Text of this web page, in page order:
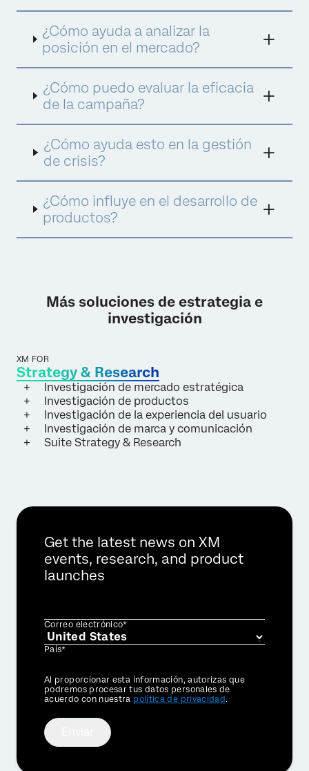
múltiples canales, sabrás exactamente cómo
perciben los clientes tu marca y tus
comunicaciones y podrás tomar decisiones
estratégicas que fortalezcan tu posición en
el mercado.
¿Cómo ayuda a analizar la
posición en el mercado?
¿Cómo puedo evaluar la eficacia
de la campaña?
¿Cómo ayuda esto en la gestión
de crisis?
¿Cómo influye en el desarrollo de
productos?
Más soluciones de estrategia e
investigación
XM FOR
Strategy & Research
Investigación de mercado estratégica
Investigación de productos
Investigación de la experiencia del usuario
Investigación de marca y comunicación
Suite Strategy & Research
Get the latest news on XM
events, research, and product
launches
Correo electrónico*
País*
Privacy
Optin
Al proporcionar esta información, autorizas que
podremos procesar tus datos personales de
acuerdo con nuestra política de privacidad.